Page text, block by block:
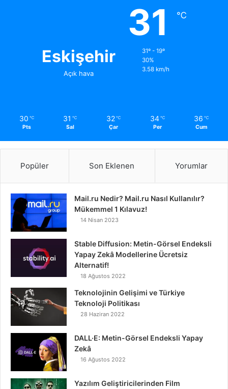
Eskişehir
Açık hava
31 ℃
31º - 19º
30%
3.58 km/h
30 ℃
Pts
31 ℃
Sal
32 ℃
Çar
34 ℃
Per
36 ℃
Cum
Popüler Son Eklenen Yorumlar
Mail.ru Nedir? Mail.ru Nasıl Kullanılır?
Mükemmel 1 Kılavuz!
14 Nisan 2023
Stable Diffusion: Metin-Görsel Endeksli
Yapay Zekâ Modellerine Ücretsiz
Alternatif!
18 Ağustos 2022
Teknolojinin Gelişimi ve Türkiye
Teknoloji Politikası
28 Haziran 2022
DALL·E: Metin-Görsel Endeksli Yapay
Zekâ
16 Ağustos 2022
Yazılım Geliştiricilerinden Film